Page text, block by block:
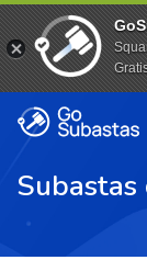
Subastas